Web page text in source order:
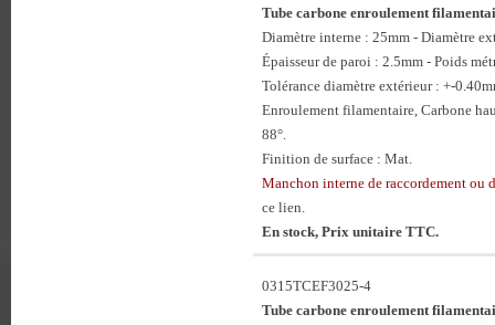
Tube carbone enroulement
Diamètre interne : 25mm - Diamètre
Épaisseur de paroi : 2.5mm - Poids
Tolérance diamètre extérieur : +-
Enroulement filamentaire, Carbone
88°.
Finition de surface : Mat.
Manchon interne de raccordement ou
ce lien.
En stock, Prix unitaire TTC.
0315TCEF3025-4
Tube carbone enroulement